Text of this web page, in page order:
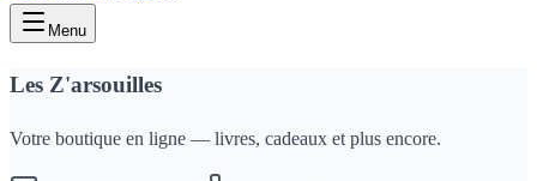
Menu
Les Z'arsouilles
Votre boutique en ligne — livres, cadeaux et plus encore.